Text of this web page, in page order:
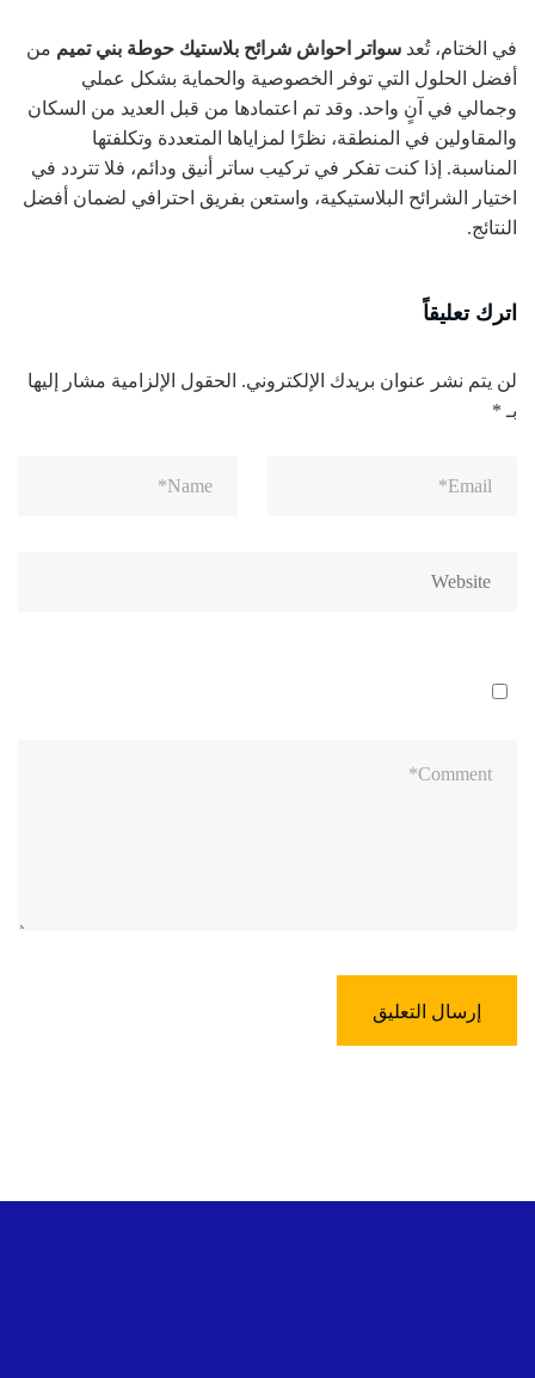
في الختام، تُعد سواتر احواش شرائح بلاستيك حوطة بني تميم من
أفضل الحلول التي توفر الخصوصية والحماية بشكل عملي
وجمالي في آنٍ واحد. وقد تم اعتمادها من قبل العديد من السكان
والمقاولين في المنطقة، نظرًا لمزاياها المتعددة وتكلفتها
المناسبة. إذا كنت تفكر في تركيب ساتر أنيق ودائم، فلا تتردد في
اختيار الشرائح البلاستيكية، واستعن بفريق احترافي لضمان أفضل
النتائج.
اترك تعليقاً
لن يتم نشر عنوان بريدك الإلكتروني. الحقول الإلزامية مشار إليها
بـ *